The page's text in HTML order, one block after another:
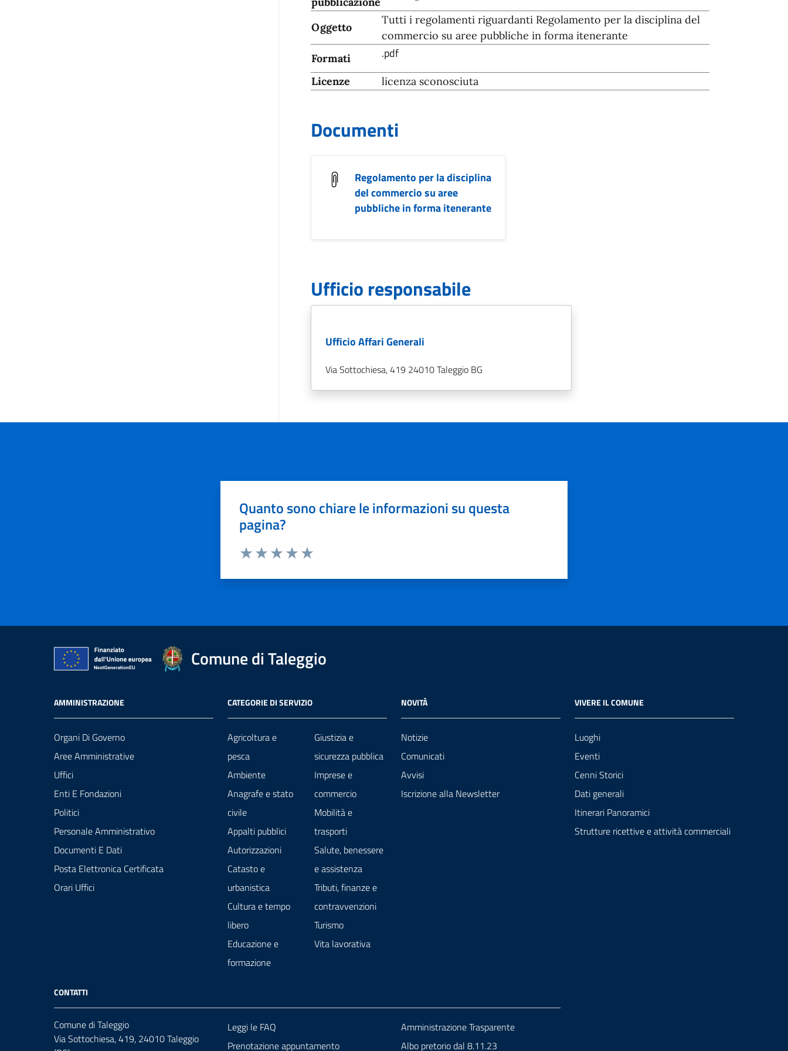
Oggetto
Tutti i regolamenti riguardanti Regolamento per la disciplina del
commercio su aree pubbliche in forma itenerante
Formati
.pdf
Licenze licenza sconosciuta
Documenti
Regolamento per la disciplina
del commercio su aree
pubbliche in forma itenerante
Ufficio responsabile
Ufficio Affari Generali
Via Sottochiesa, 419 24010 Taleggio BG
Quanto sono chiare le informazioni su questa
pagina?
Comune di Taleggio
AMMINISTRAZIONE
Organi Di Governo
Aree Amministrative
Uffici
Enti E Fondazioni
Politici
Personale Amministrativo
Documenti E Dati
Posta Elettronica Certificata
Orari Uffici
CATEGORIE DI SERVIZIO
Agricoltura e
pesca
Ambiente
Anagrafe e stato
civile
Appalti pubblici
Autorizzazioni
Catasto e
urbanistica
Cultura e tempo
libero
Educazione e
formazione
Giustizia e
sicurezza pubblica
Imprese e
commercio
Mobilità e
trasporti
Salute, benessere
e assistenza
Tributi, finanze e
contravvenzioni
Turismo
Vita lavorativa
NOVITÀ
Notizie
Comunicati
Avvisi
Iscrizione alla Newsletter
VIVERE IL COMUNE
Luoghi
Eventi
Cenni Storici
Dati generali
Itinerari Panoramici
Strutture ricettive e attività commerciali
CONTATTI
Comune di Taleggio
Via Sottochiesa, 419, 24010 Taleggio
Leggi le FAQ
Prenotazione appuntamento
Amministrazione Trasparente
Albo pretorio dal 8.11.23